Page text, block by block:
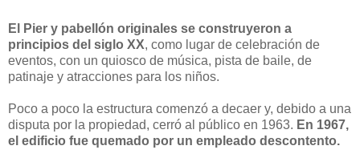
El Pier y pabellón originales se construyeron a
principios del siglo XX, como lugar de celebración de
eventos, con un quiosco de música, pista de baile, de
patinaje y atracciones para los niños.
Poco a poco la estructura comenzó a decaer y, debido a una
disputa por la propiedad, cerró al público en 1963. En 1967,
el edificio fue quemado por un empleado descontento.